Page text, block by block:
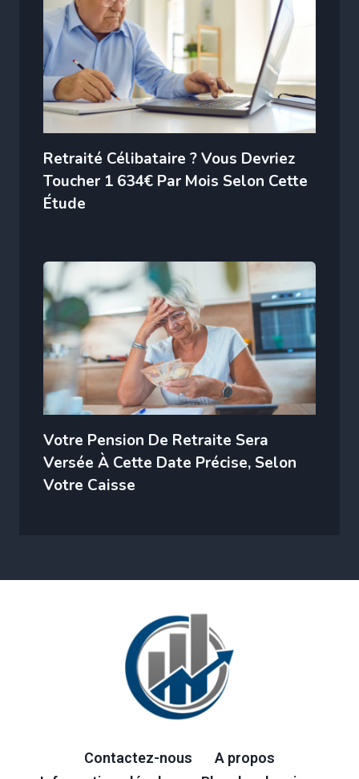
Retraité Célibataire ? Vous Devriez
Toucher 1 634€ Par Mois Selon Cette
Étude
Votre Pension De Retraite Sera
Versée À Cette Date Précise, Selon
Votre Caisse
Contactez-nous
A propos